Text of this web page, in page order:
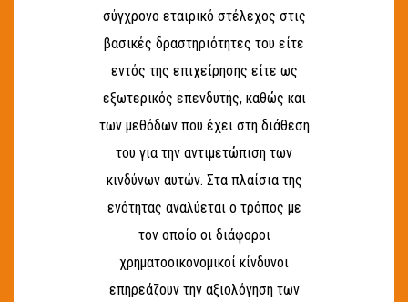
σύγχρονο εταιρικό στέλεχος στις
βασικές δραστηριότητες του είτε
εντός της επιχείρησης είτε ως
εξωτερικός επενδυτής, καθώς και
των μεθόδων που έχει στη διάθεση
του για την αντιμετώπιση των
κινδύνων αυτών. Στα πλαίσια της
ενότητας αναλύεται ο τρόπος με
τον οποίο οι διάφοροι
χρηματοοικονομικοί κίνδυνοι
επηρεάζουν την αξιολόγηση των